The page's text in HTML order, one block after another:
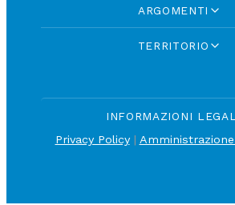
ARGOMENTI
TERRITORIO
INFORMAZIONI
Privacy Policy|